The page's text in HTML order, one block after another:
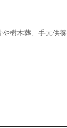
樹木葬、手元供